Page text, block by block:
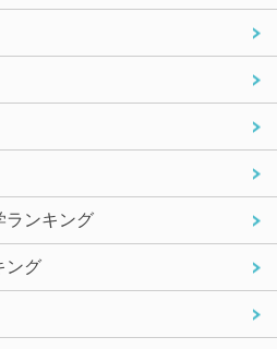
ランキング
ング